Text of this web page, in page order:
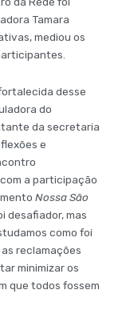
Tamara
mediou os
desse
do
da secretaria
e
a participação
Nossa São
desafiador, mas
como foi
reclamações
minimizar os
que todos fossem